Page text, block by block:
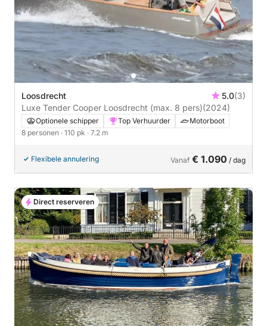
Loosdrecht 5.0(3)
Luxe Tender Cooper Loosdrecht (max. 8 pers)(2024)
Optionele schipper Top Verhuurder
Motorboot
8 personen · 110 pk · 7.2 m
Flexibele annulering Vanaf € 1.090 / dag
Direct reserveren